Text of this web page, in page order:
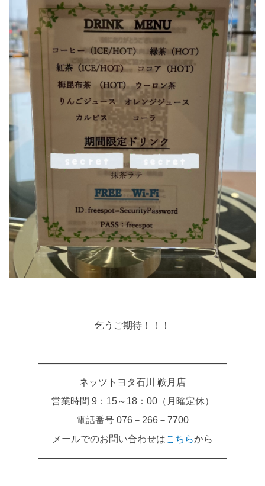
乞うご期待！！！
――――――――――――――――――――
ネッツトヨタ石川 鞍月店
営業時間 9：15～18：00（月曜定休）
電話番号 076－266－7700
メールでのお問い合わせはこちらから
――――――――――――――――――――